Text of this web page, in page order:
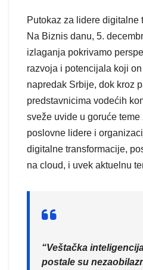
Putokaz za lidere digitalne
Na Biznis danu, 5.
izlaganja pokrivamo
razvoja i potencijala koji
napredak Srbije, dok kroz
predstavnicima vodećih
sveže uvide u goruće teme
poslovne lidere i
digitalne transformacije,
na cloud, i uvek aktuelnu
“Veštačka
postale su